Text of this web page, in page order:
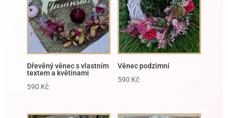
Dřevěný věnec s vlastním
textem a květinami
590 Kč
Věnec podzimní
590 Kč